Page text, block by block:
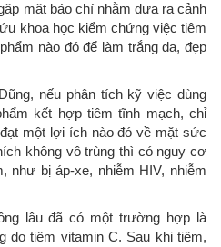
mặt báo chí nhằm đưa ra cảnh
khoa học kiểm chứng việc tiêm
nào đó để làm trắng da, đẹp
nếu phân tích kỹ việc dùng
kết hợp tiêm tĩnh mạch, chỉ
một lợi ích nào đó về mặt sức
không vô trùng thì có nguy cơ
như bị áp-xe, nhiễm HIV, nhiễm
lâu đã có một trường hợp là
do tiêm vitamin C. Sau khi tiêm,